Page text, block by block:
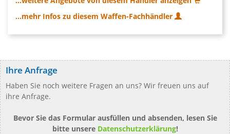
...mehr Infos zu diesem Waffen-Fachhändler
Ihre Anfrage
Haben Sie noch weitere Fragen an uns? Wir freuen uns auf
ihre Anfrage.
Bevor Sie das Formular ausfüllen und absenden, lesen Sie
bitte unsere Datenschutzerklärung!